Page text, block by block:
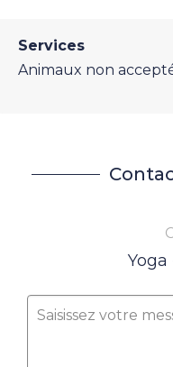
Services
Animaux non